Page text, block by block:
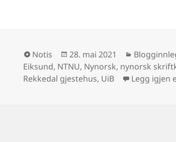
Format
Notis Publisert
28. mai 2021 Kategorier
Eiksund, NTNU, Nynorsk, nynorsk
Rekkedal gjestehus, UiB Legg igjen